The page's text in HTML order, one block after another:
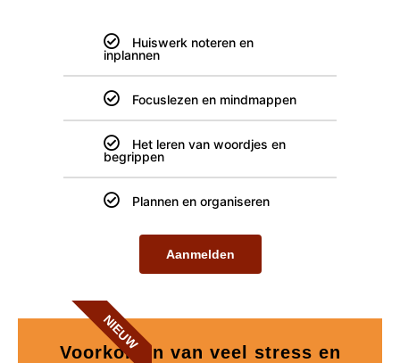
Huiswerk noteren en
inplannen
Focuslezen en mindmappen
Het leren van woordjes en
begrippen
Plannen en organiseren
Aanmelden
NIEUW
Voorkomen van veel stress en